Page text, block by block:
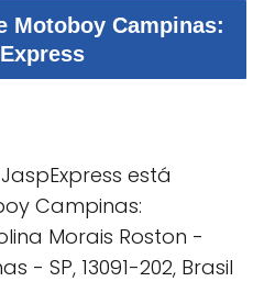
Motoboy Campinas:
está
Campinas:
Morais Roston -
- SP, 13091-202, Brasil